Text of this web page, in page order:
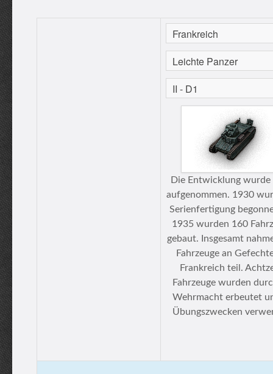
Die Entwicklung wurde
aufgenommen. 1930
Serienfertigung
1935 wurden 160
gebaut. Insgesamt
Fahrzeuge an
Frankreich teil.
Fahrzeuge wurden
Wehrmacht erbeutet
Übungszwecken